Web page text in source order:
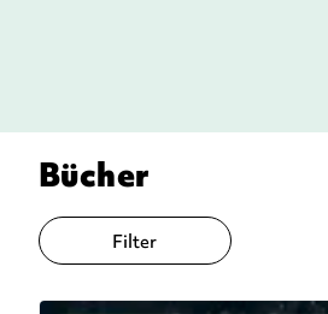
Bücher
Filter